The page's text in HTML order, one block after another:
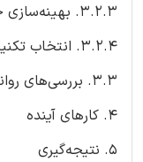
3.2.3. بهینه‌سازی جزئی یا تحلیلی شبه بهینه راه‌حل‌ها
3.2.4. انتخاب تکنیک و تابع تناسب
3.3. بررسی‌های روانشناسی
4. کارهای آینده
5. نتیجه‌گیری